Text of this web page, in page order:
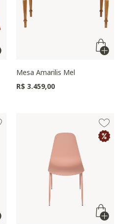
Mesa Amarilis Mel
R$ 3.459,00